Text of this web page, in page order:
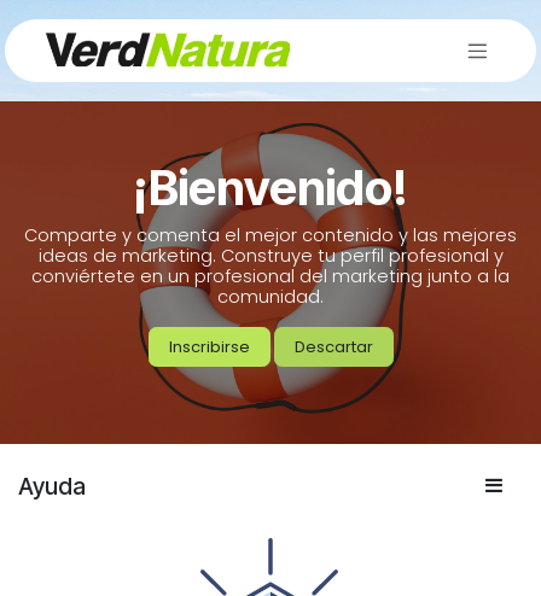
¡Bienvenido!
Comparte y comenta el mejor contenido y las mejores
ideas de marketing. Construye tu perfil profesional y
conviértete en un profesional del marketing junto a la
comunidad.
Inscribirse Descartar
Ayuda